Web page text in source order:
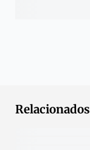
Relacionados